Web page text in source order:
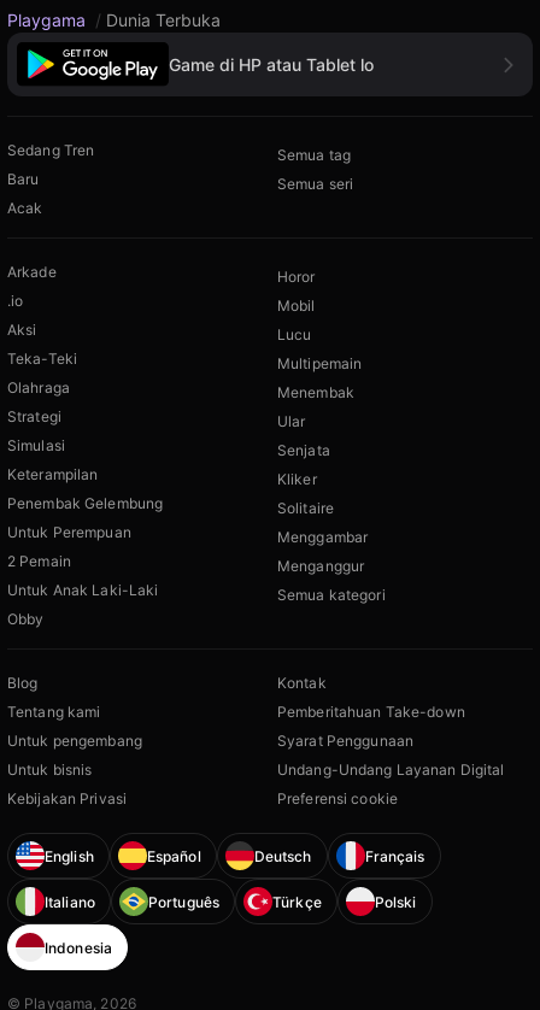
Playgama / Dunia Terbuka
Game di HP atau Tablet lo
Sedang Tren
Baru
Acak
Semua tag
Semua seri
Arkade
.io
Aksi
Teka-Teki
Olahraga
Strategi
Simulasi
Keterampilan
Penembak Gelembung
Untuk Perempuan
2 Pemain
Untuk Anak Laki-Laki
Obby
Horor
Mobil
Lucu
Multipemain
Menembak
Ular
Senjata
Kliker
Solitaire
Menggambar
Menganggur
Semua kategori
Blog
Tentang kami
Untuk pengembang
Untuk bisnis
Kebijakan Privasi
Kontak
Pemberitahuan Take-down
Syarat Penggunaan
Undang-Undang Layanan Digital
Preferensi cookie
English Español Deutsch Français
Italiano Português Türkçe Polski
Indonesia
© Playgama, 2026